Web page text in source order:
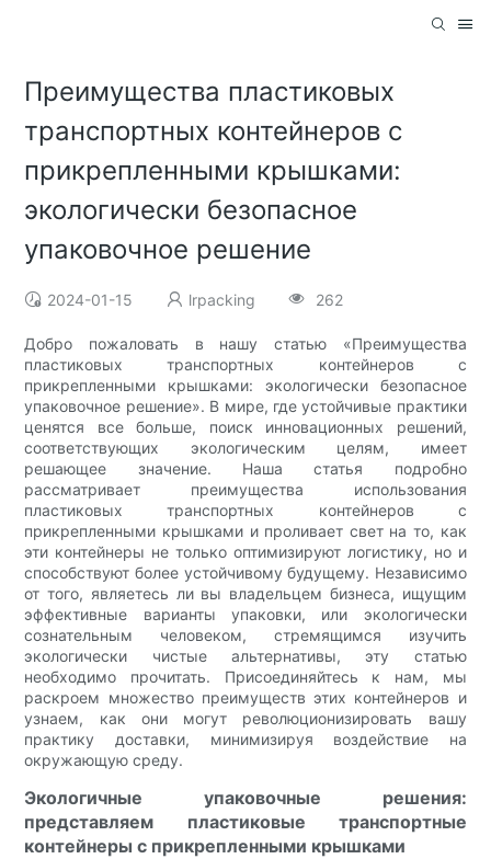
Преимущества пластиковых
транспортных контейнеров с
прикрепленными крышками:
экологически безопасное
упаковочное решение
2024-01-15 lrpacking 262
Добро пожаловать в нашу статью «Преимущества
пластиковых транспортных контейнеров с
прикрепленными крышками: экологически безопасное
упаковочное решение». В мире, где устойчивые практики
ценятся все больше, поиск инновационных решений,
соответствующих экологическим целям, имеет
решающее значение. Наша статья подробно
рассматривает преимущества использования
пластиковых транспортных контейнеров с
прикрепленными крышками и проливает свет на то, как
эти контейнеры не только оптимизируют логистику, но и
способствуют более устойчивому будущему. Независимо
от того, являетесь ли вы владельцем бизнеса, ищущим
эффективные варианты упаковки, или экологически
сознательным человеком, стремящимся изучить
экологически чистые альтернативы, эту статью
необходимо прочитать. Присоединяйтесь к нам, мы
раскроем множество преимуществ этих контейнеров и
узнаем, как они могут революционизировать вашу
практику доставки, минимизируя воздействие на
окружающую среду.
Экологичные упаковочные решения:
представляем пластиковые транспортные
контейнеры с прикрепленными крышками